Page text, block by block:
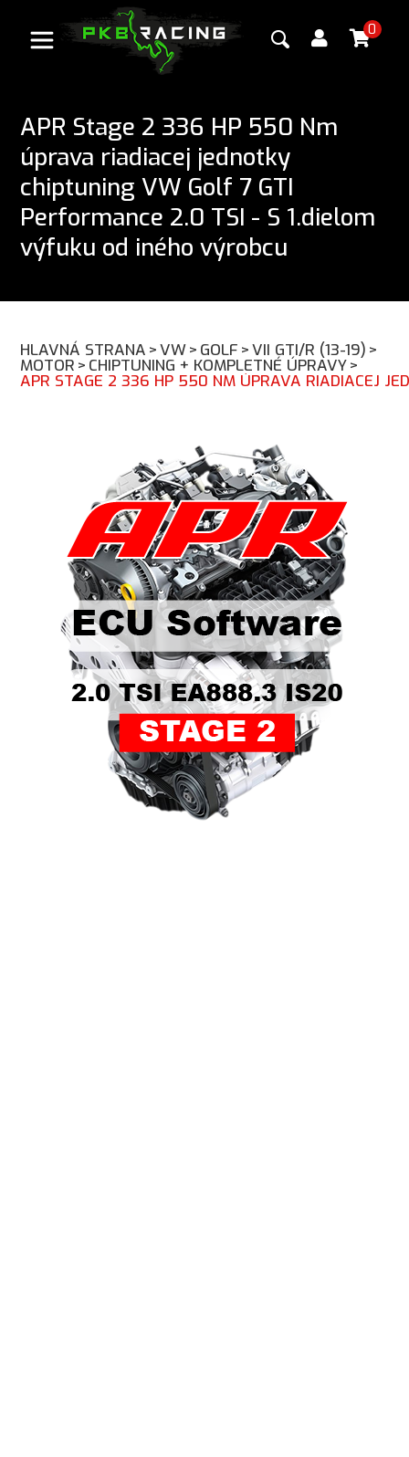
0
APR Stage 2 336 HP 550 Nm
úprava riadiacej jednotky
chiptuning VW Golf 7 GTI
Performance 2.0 TSI - S 1.dielom
výfuku od iného výrobcu
HLAVNÁ STRANA >VW> GOLF >VII GTI/R (13-19) >
MOTOR > CHIPTUNING + KOMPLETNÉ ÚPRAVY>